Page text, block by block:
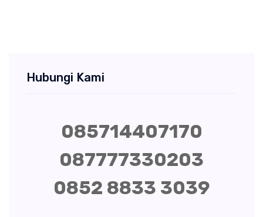
Hubungi Kami
085714407170
087777330203
0852 8833 3039